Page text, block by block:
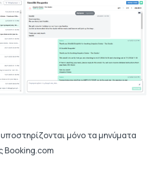
μόνο τα μηνύματα
Booking.com